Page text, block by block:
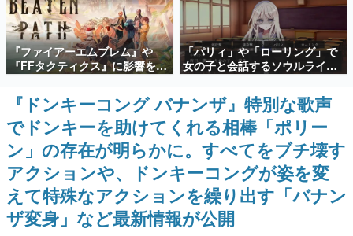
連載・特集一覧
殿堂入り記事
SNS拡散数が数千以上！ ページビュー数万以上！ などな
ど。多くの人々に読まれた、電ファミ渾身の“殿堂入り”記
事をまとめました。
ゲームの企画書
名作ゲームクリエイターの方々に製作時のエピソードをお
聞きし、ヒットする企画（ゲーム）とは何か？を探ってい
きます。
赫本
この物語を解いてはいけない。『赫本』は、〈試験問題〉
の形をした短編ホラー小説集です。
新世代に訊く
対応しSNSで話題に。『キング
ダム・カム』開発元やチェコの
プロ野球選手から称賛の声
ークやジオン公国軍のエンブレ
ム、型式番号などを配置
『ファイアーエムブレム』や
『FFタクティクス』に影響を受
けた新作戦略RPG『Beaten
Path』2027年に発売へ。
PC（Steam）、PS5、Xbox、
Switch向けにリリース予定
「パリィ」や「ローリング」で
女の子と会話するソウルライク
恋愛ゲーム『小早川さんはソウ
ルライク』無料公開。返事に失
敗すると「YOU DIED」
『ドンキーコング バナンザ』特別な歌声
でドンキーを助けてくれる相棒「ポリー
ン」の存在が明らかに。すべてをブチ壊す
アクションや、ドンキーコングが姿を変
えて特殊なアクションを繰り出す「バナン
ザ変身」など最新情報が公開